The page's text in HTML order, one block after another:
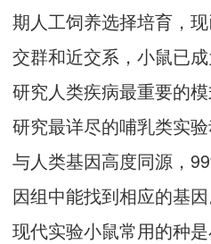
期人工饲养选择培育，
交群和近交系，小鼠已成
研究人类疾病最重要的
研究最详尽的哺乳类实
与人类基因高度同源，
因组中能找到相应的基因
现代实验小鼠常用的种